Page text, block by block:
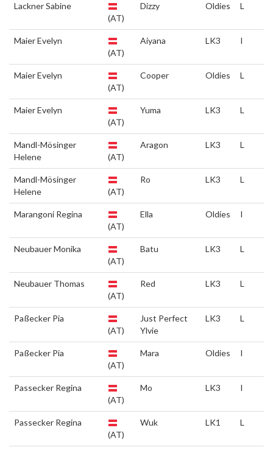
Lackner Sabine
(AT)
Dizzy Oldies L
Maier Evelyn
(AT)
Aiyana LK3 I
Maier Evelyn
(AT)
Cooper Oldies L
Maier Evelyn
(AT)
Yuma LK3 L
Mandl-Mösinger
Helene
(AT)
Aragon LK3 L
Mandl-Mösinger
Helene
(AT)
Ro LK3 L
Marangoni Regina
(AT)
Ella Oldies I
Neubauer Monika
(AT)
Batu LK3 L
Neubauer Thomas
(AT)
Red LK3 L
Paßecker Pia
(AT)
Just Perfect
Ylvie
LK3 L
Paßecker Pia
(AT)
Mara Oldies I
Passecker Regina
(AT)
Mo LK3 I
Passecker Regina
(AT)
Wuk LK1 L